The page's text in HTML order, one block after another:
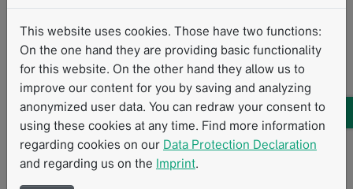
einmal aufsetzen, gibt es etwas, dass Sie anders
machen würden?
Auf jeden Fall. Auf dem bisherigen Weg habe ich viele
Fehler gemacht. Eindeutige CRF-Terminologie ist zum
Beispiel besonders wichtig: eine für mich klar
verständliche Frage kann anderen unklar erscheinen.
Und manche der CRF-Workflows funktionieren einfach
nicht für jedes Patientenszenario. Ich würde die CRFs
vor Studienbeginn intensiver testen. Wir haben vor dem
This website uses cookies. Those have two functions:
On the one hand they are providing basic functionality
for this website. On the other hand they allow us to
improve our content for you by saving and analyzing
anonymized user data. You can redraw your consent to
using these cookies at any time. Find more information
regarding cookies on our Data Protection Declaration
and regarding us on the Imprint.